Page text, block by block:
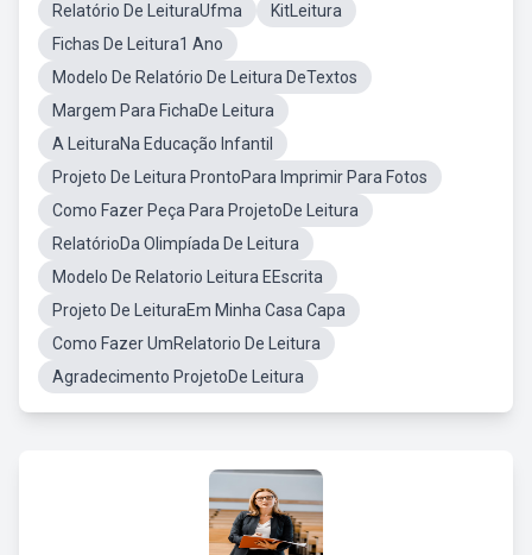
Relatório De LeituraUfma
KitLeitura
Fichas De Leitura1 Ano
Modelo De Relatório De Leitura DeTextos
Margem Para FichaDe Leitura
A LeituraNa Educação Infantil
Projeto De Leitura ProntoPara Imprimir Para Fotos
Como Fazer Peça Para ProjetoDe Leitura
RelatórioDa Olimpíada De Leitura
Modelo De Relatorio Leitura EEscrita
Projeto De LeituraEm Minha Casa Capa
Como Fazer UmRelatorio De Leitura
Agradecimento ProjetoDe Leitura